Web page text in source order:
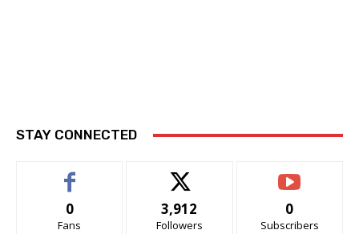
STAY CONNECTED
0
Fans
3,912
Followers
0
Subscribers